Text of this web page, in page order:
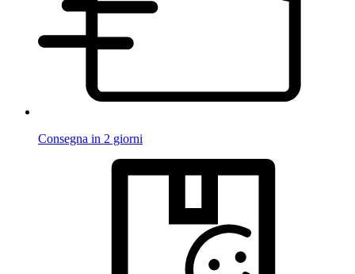
Consegna in 2 giorni